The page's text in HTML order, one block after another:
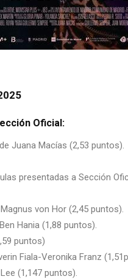
Oficial:
Juana Macías (2,53 puntos).
presentadas a Sección
von Hor (2,45 puntos).
Hania (1,88 puntos).
puntos)
Fiala-Veronika Franz
(1,147 puntos).